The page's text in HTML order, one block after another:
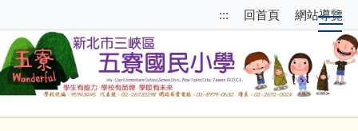
到
主
要
內
容
區
:::
至
方
選
區
回首頁 網站導覽